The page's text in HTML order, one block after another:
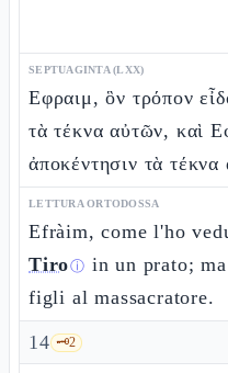
SEPTUAGINTA (LXX)
Εφραιμ, ὃν τρόπον
τὰ τέκνα αὐτῶν, καὶ
ἀποκέντησιν τὰ τέκνα
LETTURA ORTODOSSA
Efràim, come l'ho
Tiroⓘ in un prato;
figli al massacratore.
14 🗝️2